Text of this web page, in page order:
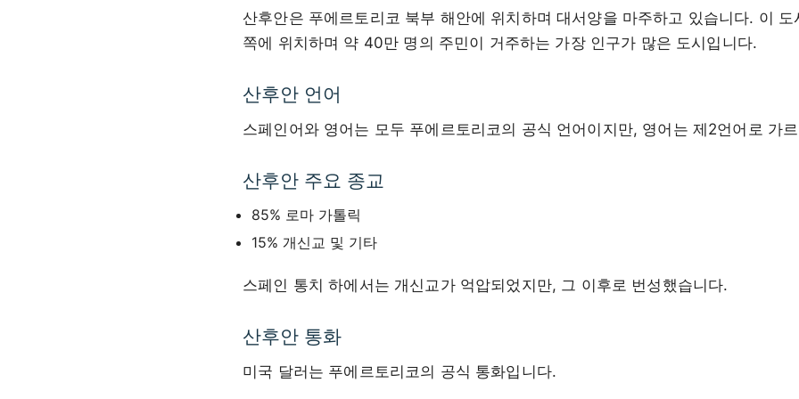
산후안은 푸에르토리코 북부 해안에 위치하며 대서양을 마주하고 있습니다. 이
쪽에 위치하며 약 40만 명의 주민이 거주하는 가장 인구가 많은 도시입니다.
산후안 언어
스페인어와 영어는 모두 푸에르토리코의 공식 언어이지만, 영어는 제2언어로 가
산후안 주요 종교
85% 로마 가톨릭
15% 개신교 및 기타
스페인 통치 하에서는 개신교가 억압되었지만, 그 이후로 번성했습니다.
산후안 통화
미국 달러는 푸에르토리코의 공식 통화입니다.